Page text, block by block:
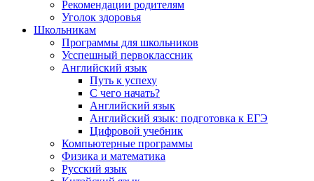
Рекомендации родителям
Уголок здоровья
Школьникам
Программы для школьников
Усспешный первоклассник
Английский язык
Путь к успеху
С чего начать?
Английский язык
Английский язык: подготовка к ЕГЭ
Цифровой учебник
Компьютерные программы
Физика и математика
Русский язык